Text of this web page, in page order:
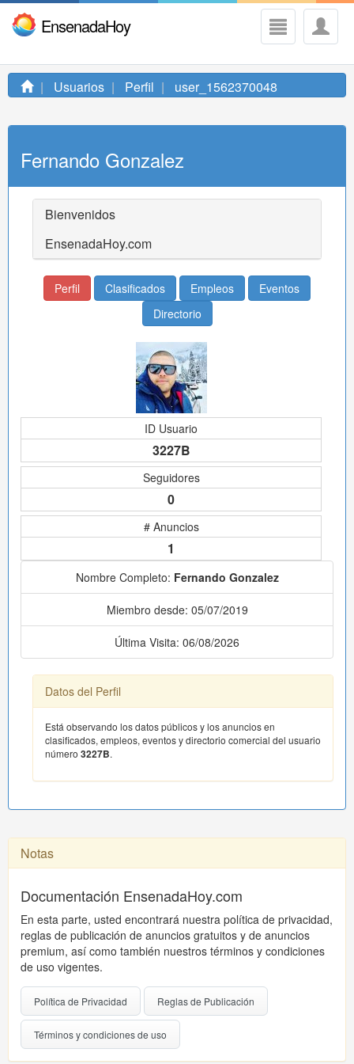
EnsenadaHoy
Usuarios Perfil user_1562370048
Fernando Gonzalez
Bienvenidos
EnsenadaHoy.com
Perfil Clasificados Empleos
Eventos
Directorio
ID Usuario
3227B
Seguidores
0
# Anuncios
1
Nombre Completo: Fernando Gonzalez
Miembro desde: 05/07/2019
Última Visita: 06/08/2026
Datos del Perfil
Está observando los datos públicos y los anuncios en
clasificados, empleos, eventos y directorio comercial del usuario
número 3227B.
Notas
Documentación EnsenadaHoy.com
En esta parte, usted encontrará nuestra política de privacidad,
reglas de publicación de anuncios gratuitos y de anuncios
premium, así como también nuestros términos y condiciones
de uso vigentes.
Política de Privacidad Reglas de Publicación
Términos y condiciones de uso